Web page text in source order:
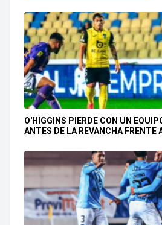
O'HIGGINS PIERDE CON UN
ANTES DE LA REVANCHA FRENTE